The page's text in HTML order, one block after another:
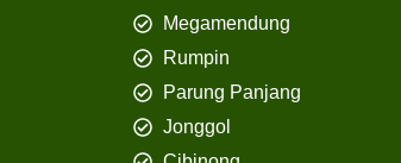
Megamendung
Rumpin
Parung Panjang
Jonggol